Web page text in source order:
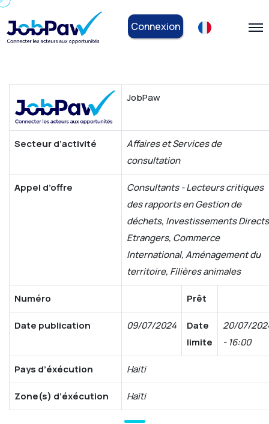
Connexion
JobPaw
Secteur d’activité
Affaires et Services de
consultation
Appel d’offre
Consultants - Lecteurs critiques
des rapports en Gestion de
déchets, Investissements Directs
Etrangers, Commerce
International, Aménagement du
territoire, Filières animales
Numéro Prêt
Date publication 09/07/2024
Date
limite
20/07/
- 16:00
Pays d’éxécution Haiti
Zone(s) d’éxécution Haïti